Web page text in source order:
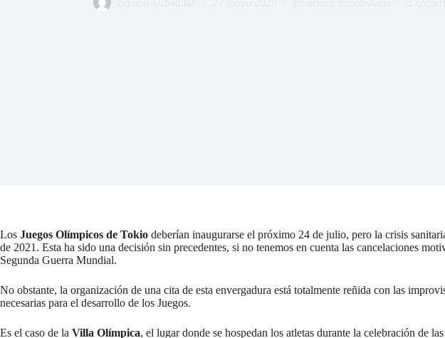
Los Juegos Olímpicos de Tokio deberían inaugurarse el próximo 24 de julio, pero la crisis
de 2021. Esta ha sido una decisión sin precedentes, si no tenemos en cuenta las cancelaciones
Segunda Guerra Mundial.
No obstante, la organización de una cita de esta envergadura está totalmente reñida con las
necesarias para el desarrollo de los Juegos.
Es el caso de la Villa Olímpica, el lugar donde se hospedan los atletas durante la celebración de